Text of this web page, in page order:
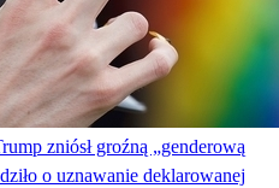
zniósł groźną „genderową
o uznawanie deklarowanej